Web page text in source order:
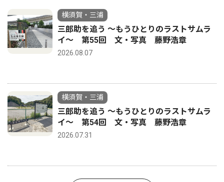
横須賀・三浦
三郎助を追う 〜もうひとりのラストサムラ
イ〜 第55回 文・写真 藤野浩章
2026.08.07
横須賀・三浦
三郎助を追う 〜もうひとりのラストサムラ
イ〜 第54回 文・写真 藤野浩章
2026.07.31